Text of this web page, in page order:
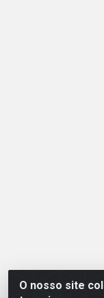
O nosso site
Linhavix